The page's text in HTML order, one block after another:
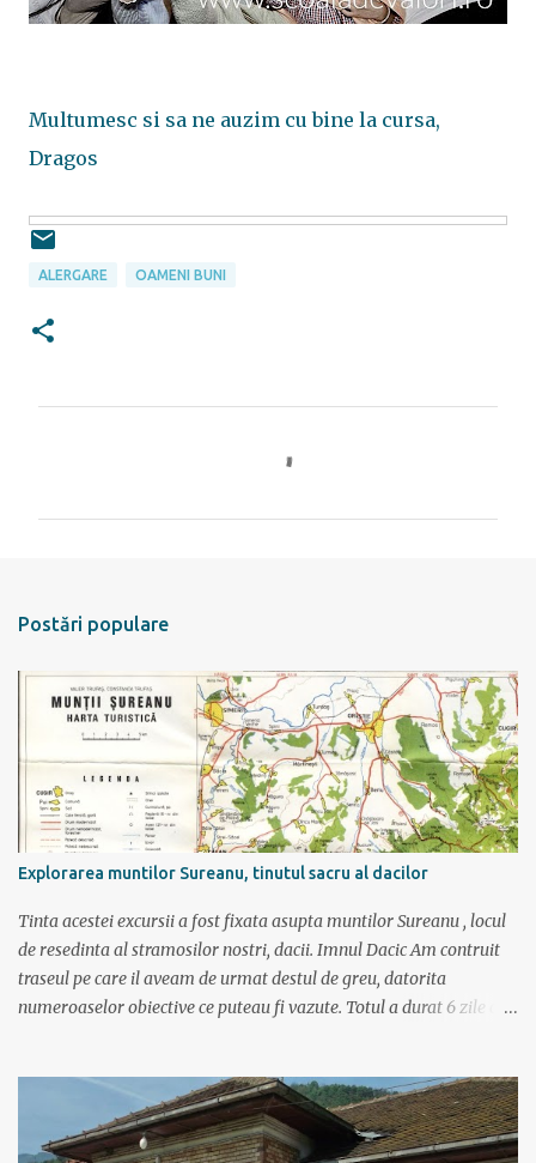
Multumesc si sa ne auzim cu bine la cursa,
Dragos
ALERGARE OAMENI BUNI
r
Postări populare
Explorarea muntilor Sureanu, tinutul sacru al dacilor
Tinta acestei excursii a fost fixata asupta muntilor Sureanu , locul
de resedinta al stramosilor nostri, dacii. Imnul Dacic Am contruit
traseul pe care il aveam de urmat destul de greu, datorita
numeroaselor obiective ce puteau fi vazute. Totul a durat 6 zile ca
plecam decat cu masina dacilor, ce-i drept restilizata si
imbunatatita, denumita acum Dacia Logan. Ne-am inarmat cu 3-4
harti si cu un plan bine documentat de vreo 15 pagini (cine il vrea